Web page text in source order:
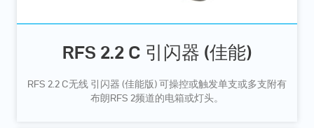
RFS 2.2 C 引闪器 (佳能)
RFS 2.2 C无线 引闪器 (佳能版) 可操控或触发单支或多支附有
布朗RFS 2频道的电箱或灯头。